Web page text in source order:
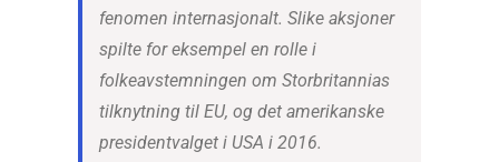
fenomen internasjonalt. Slike aksjoner
spilte for eksempel en rolle i
folkeavstemningen om Storbritannias
tilknytning til EU, og det amerikanske
presidentvalget i USA i 2016.